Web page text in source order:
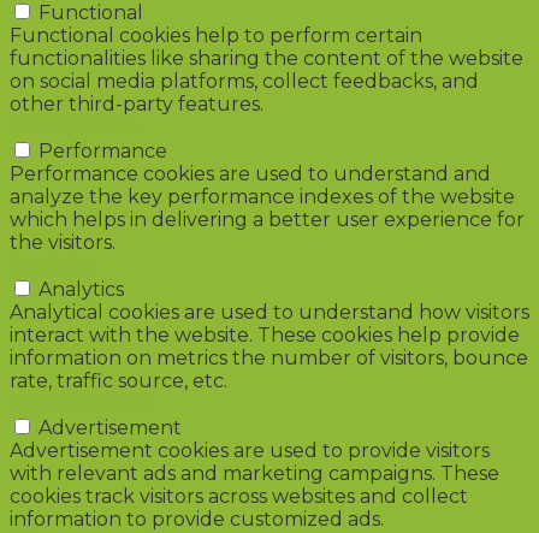
Functional
Functional cookies help to perform certain
functionalities like sharing the content of the website
on social media platforms, collect feedbacks, and
other third-party features.
Performance
Performance cookies are used to understand and
analyze the key performance indexes of the website
which helps in delivering a better user experience for
the visitors.
Analytics
Analytical cookies are used to understand how visitors
interact with the website. These cookies help provide
information on metrics the number of visitors, bounce
rate, traffic source, etc.
Advertisement
Advertisement cookies are used to provide visitors
with relevant ads and marketing campaigns. These
cookies track visitors across websites and collect
information to provide customized ads.